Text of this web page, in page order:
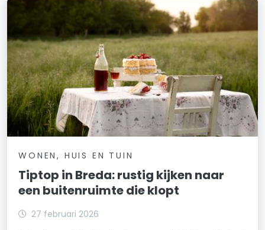
WONEN, HUIS EN TUIN
Tiptop in Breda: rustig kijken naar
een buitenruimte die klopt
27 februari 2026